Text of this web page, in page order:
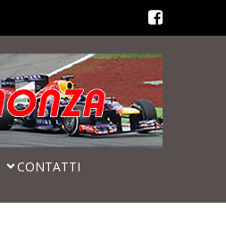
CONTATTI